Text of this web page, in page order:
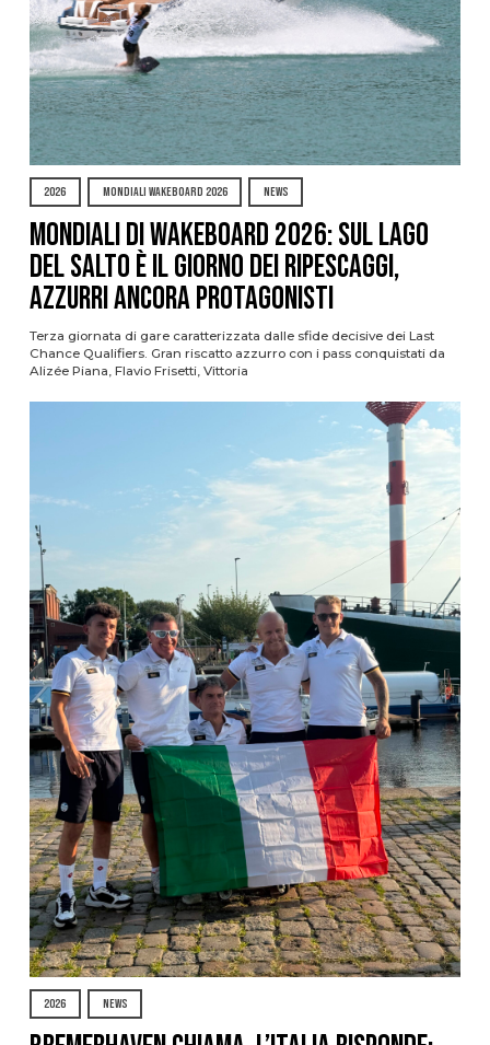
2026 MONDIALI WAKEBOARD 2026 NEWS
Mondiali di Wakeboard 2026: sul Lago
del Salto è il giorno dei ripescaggi,
azzurri ancora protagonisti
Terza giornata di gare caratterizzata dalle sfide decisive dei Last
Chance Qualifiers. Gran riscatto azzurro con i pass conquistati da
Alizée Piana, Flavio Frisetti, Vittoria
2026 NEWS